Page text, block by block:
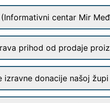
centar Mir
prihod od prodaje
izravne donacije našoj župi